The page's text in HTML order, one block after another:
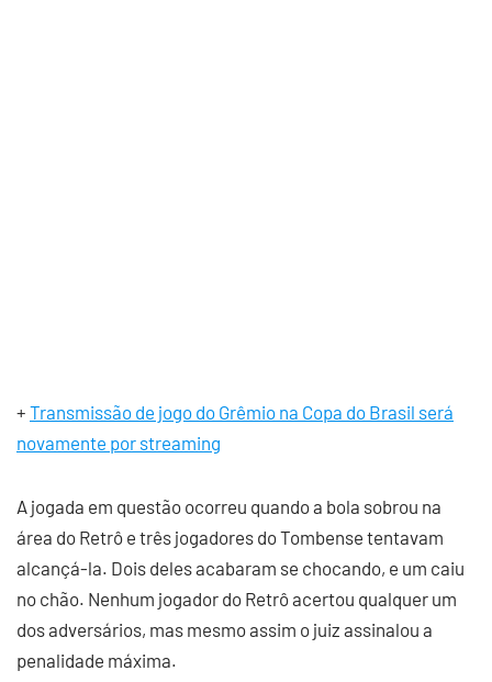
+ Transmissão de jogo do Grêmio na Copa do Brasil será
novamente por streaming
A jogada em questão ocorreu quando a bola sobrou na
área do Retrô e três jogadores do Tombense tentavam
alcançá-la. Dois deles acabaram se chocando, e um caiu
no chão. Nenhum jogador do Retrô acertou qualquer um
dos adversários, mas mesmo assim o juiz assinalou a
penalidade máxima.